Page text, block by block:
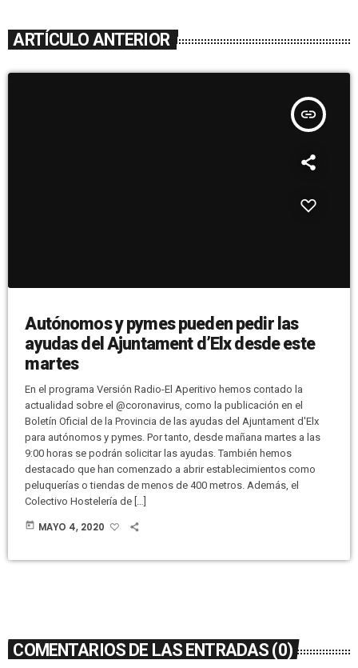
ARTÍCULO ANTERIOR
insert_link
Autónomos y pymes pueden pedir las
ayudas del Ajuntament d’Elx desde este
martes
En el programa Versión Radio-El Aperitivo hemos contado la
actualidad sobre el @coronavirus, como la publicación en el
Boletín Oficial de la Provincia de las ayudas del Ajuntament d'Elx
para autónomos y pymes. Por tanto, desde mañana martes a las
9:00 horas se podrán solicitar las ayudas. También hemos
destacado que han comenzado a abrir establecimientos como
peluquerías o tiendas de menos de 400 metros. Además, el
Colectivo Hostelería de […]
today MAYO 4, 2020
COMENTARIOS DE LAS ENTRADAS (0)